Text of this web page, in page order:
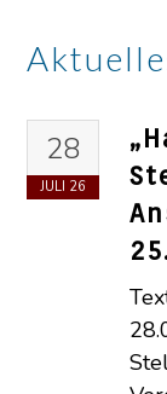
28
JULI 26